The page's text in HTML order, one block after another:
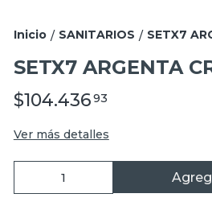
Inicio / SANITARIOS / SETX7
SETX7 ARGENTA
$104.43693
Ver más detalles